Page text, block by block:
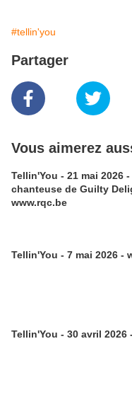
#tellin'you
Partager
Vous aimerez
Tellin'You - 21 mai 2026
chanteuse de Guilty
www.rqc.be
Tellin'You - 7 mai 2026 -
Tellin'You - 30 avril 2026